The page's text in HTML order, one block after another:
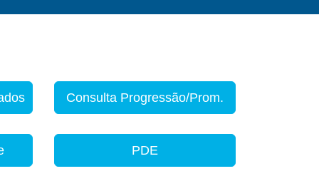
Consulta Progressão/Prom.
PDE